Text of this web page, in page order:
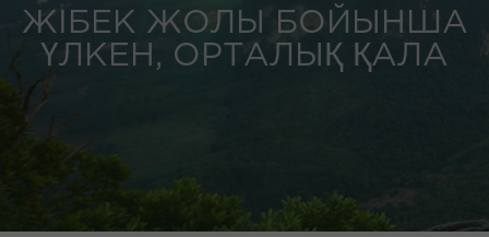
ЖІБЕК ЖОЛЫ БОЙЫНША
ҮЛКЕН, ОРТАЛЫҚ ҚАЛА